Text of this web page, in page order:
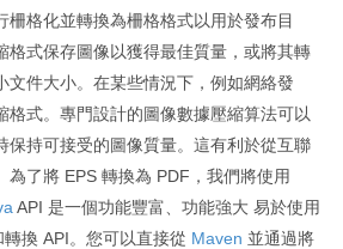
柵格化並轉換為柵格格式以用於發布目
格式保存圖像以獲得最佳質量，或將其轉
文件大小。在某些情況下，例如網絡發
格式。專門設計的圖像數據壓縮算法可以
保持可接受的圖像質量。這有利於從互聯
為了將 EPS 轉換為 PDF，我們將使用
API 是一個功能豐富、功能強大 易於使用
換 API。您可以直接從 Maven 並通過將